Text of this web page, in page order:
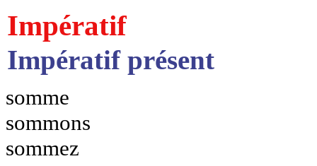
Impératif
Impératif présent
somme
sommons
sommez